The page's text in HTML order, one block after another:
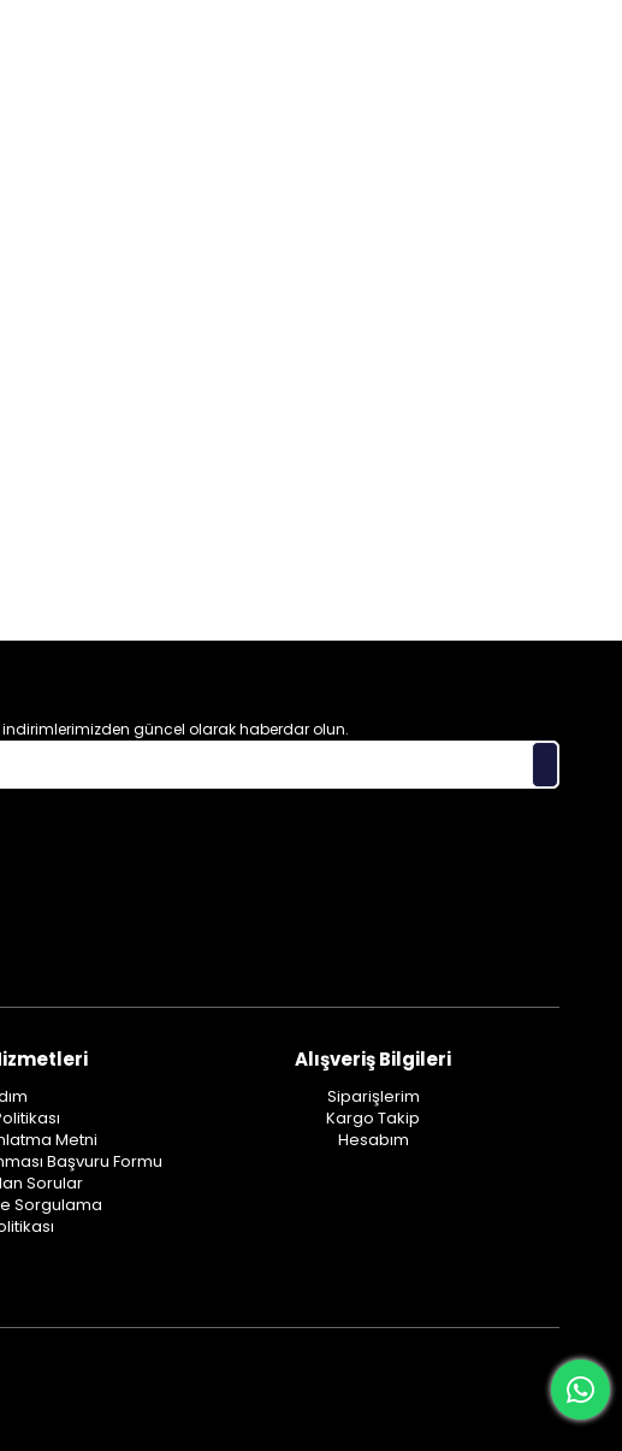
güncel olarak haberdar olun.
Metni
Başvuru Formu
Sorular
Sorgulama
Alışveriş Bilgileri
Siparişlerim
Kargo Takip
Hesabım